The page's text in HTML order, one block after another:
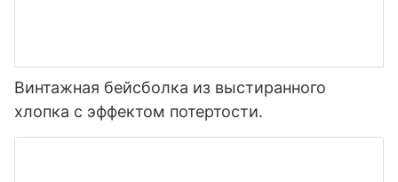
Винтажная бейсболка из выстиранного
хлопка с эффектом потертости.